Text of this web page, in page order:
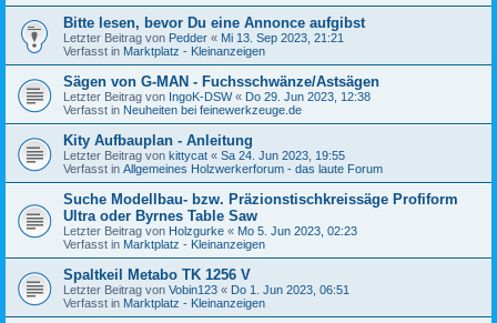
Bitte lesen, bevor Du eine Annonce aufgibst
Letzter Beitrag von Pedder « Mi 13. Sep 2023, 21:21
Verfasst in Marktplatz - Kleinanzeigen
Sägen von G-MAN - Fuchsschwänze/Astsägen
Letzter Beitrag von IngoK-DSW« Do 29. Jun 2023, 12:38
Verfasst in Neuheiten bei feinewerkzeuge.de
Kity Aufbauplan - Anleitung
Letzter Beitrag von kittycat « Sa 24. Jun 2023, 19:55
Verfasst in Allgemeines Holzwerkerforum - das laute Forum
Suche Modellbau- bzw. Präzionstischkreissäge Profiform
Ultra oder Byrnes Table Saw
Letzter Beitrag von Holzgurke « Mo 5. Jun 2023, 02:23
Verfasst in Marktplatz - Kleinanzeigen
Spaltkeil Metabo TK 1256 V
Letzter Beitrag von Vobin123 « Do 1. Jun 2023, 06:51
Verfasst in Marktplatz - Kleinanzeigen